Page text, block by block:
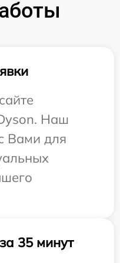
Наш
Вами для
35 минут